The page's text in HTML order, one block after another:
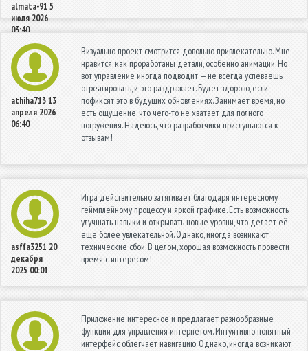
almata-91 5
июля 2026
03:40
athiha71313
апреля 2026
06:40
Визуально проект смотрится довольно привлекательно. Мне
нравится, как проработаны детали, особенно анимации. Но
вот управление иногда подводит — не всегда успеваешь
отреагировать, и это раздражает. Будет здорово, если
пофиксят это в будущих обновлениях. Занимает время, но
есть ощущение, что чего-то не хватает для полного
погружения. Надеюсь, что разработчики прислушаются к
отзывам!
asffa3251 20
декабря
2025 00:01
Игра действительно затягивает благодаря интересному
геймплейному процессу и яркой графике. Есть возможность
улучшать навыки и открывать новые уровни, что делает её
ещё более увлекательной. Однако, иногда возникают
технические сбои. В целом, хорошая возможность провести
время с интересом!
Приложение интересное и предлагает разнообразные
функции для управления интернетом. Интуитивно понятный
интерфейс облегчает навигацию. Однако, иногда возникают